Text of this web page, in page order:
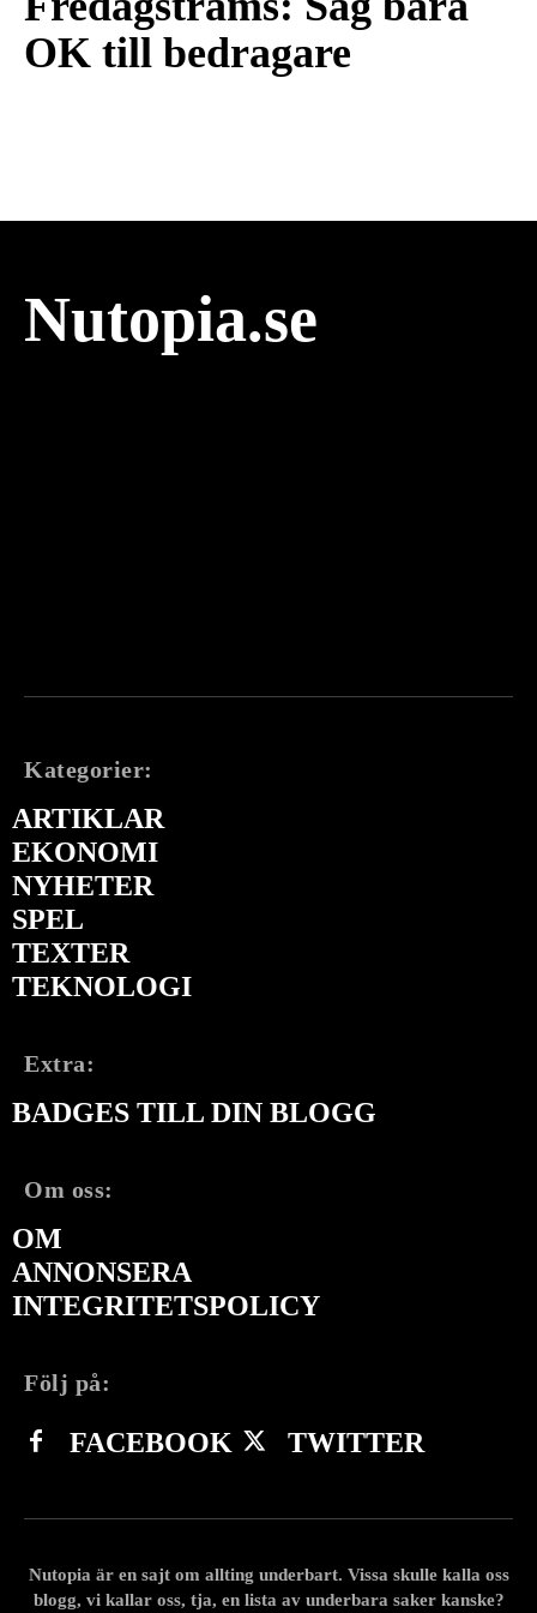
OK till bedragare
Nutopia.se
Kategorier:
ARTIKLAR
EKONOMI
NYHETER
SPEL
TEXTER
TEKNOLOGI
Extra:
BADGES TILL DIN BLOGG
Om oss:
OM
ANNONSERA
INTEGRITETSPOLICY
Följ på:
FACEBOOK TWITTER
Nutopia är en sajt om allting underbart. Vissa skulle kalla oss
blogg, vi kallar oss, tja, en lista av underbara saker kanske?